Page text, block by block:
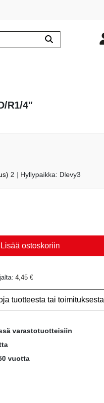
R1/4"
2 | Hyllypaikka: Dlevy3
Lisää ostoskoriin
4,45 €
tuotteesta tai toimituksesta
varastotuotteisiin
vuotta